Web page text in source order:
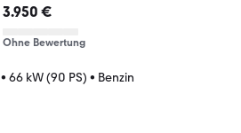
3.950 €
Ohne Bewertung
• 66 kW (90 PS) • Benzin